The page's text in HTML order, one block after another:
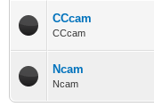
CCcam
CCcam
Ncam
Ncam